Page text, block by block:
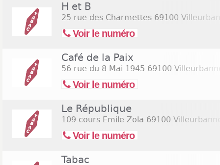
H et B
25 rue des Charmettes 69100
Voir le numéro
Café de la Paix
56 rue du 8 Mai 1945 69100
Voir le numéro
Le République
109 cours Emile Zola 69100
Voir le numéro
Tabac